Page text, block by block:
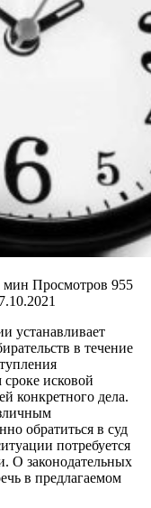
мин Просмотров 955
устанавливает
в течение
исковой
конкретного дела.
обратиться в суд
потребуется
О законодательных
в предлагаемом